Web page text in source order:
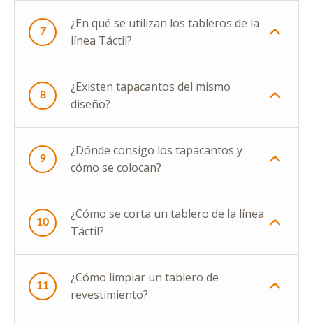
7
¿En qué se utilizan los tableros de la
línea Táctil?
8
¿Existen tapacantos del mismo
diseño?
9
¿Dónde consigo los tapacantos y
cómo se colocan?
10
¿Cómo se corta un tablero de la línea
Táctil?
11
¿Cómo limpiar un tablero de
revestimiento?